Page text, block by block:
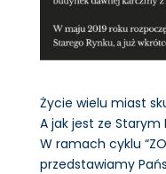
Życie wielu miast
A jak jest ze
W ramach cyklu
przedstawiamy